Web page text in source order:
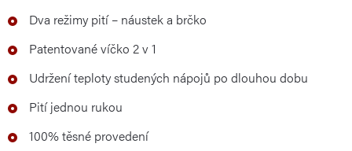
Dva režimy pití – náustek a brčko
Patentované víčko 2 v 1
Udržení teploty studených nápojů po dlouhou dobu
Pití jednou rukou
100% těsné provedení